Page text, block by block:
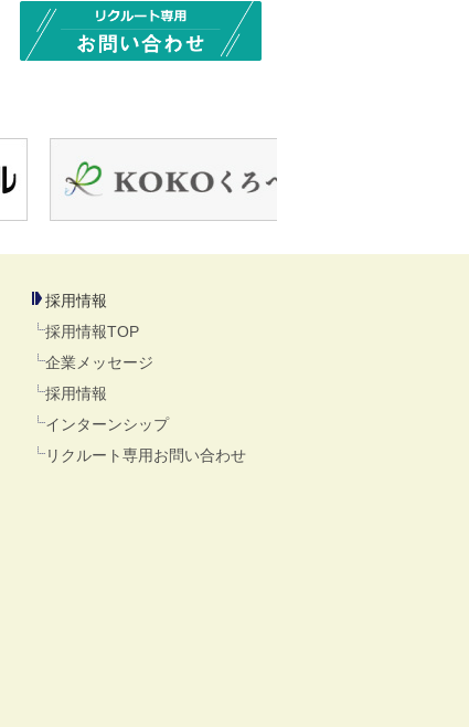
採用情報
採用情報TOP
企業メッセージ
採用情報
インターンシップ
リクルート専用お問い合わせ